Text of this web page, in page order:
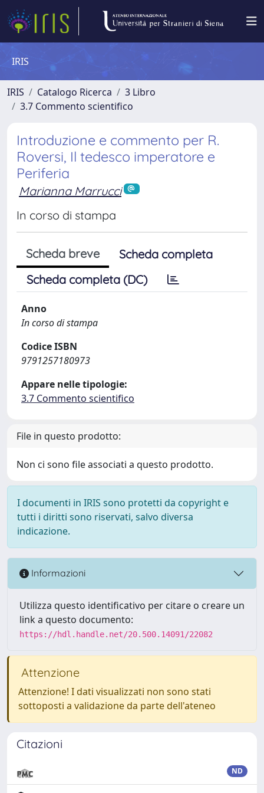
IRIS
IRIS Catalogo Ricerca
3 Libro
3.7 Commento scientifico
Introduzione e commento per R.
Roversi, Il tedesco imperatore e
Periferia
Marianna Marrucci
In corso di stampa
Scheda breve
Scheda completa
Scheda completa (DC)
Anno
In corso di stampa
Codice ISBN
9791257180973
Appare nelle tipologie:
3.7 Commento scientifico
File in questo prodotto:
Non ci sono file associati a questo prodotto.
I documenti in IRIS sono protetti da copyright e
tutti i diritti sono riservati, salvo diversa
indicazione.
Informazioni
Utilizza questo identificativo per citare o creare un
link a questo documento:
https://hdl.handle.net/20.500.14091/22082
Attenzione
Attenzione! I dati visualizzati non sono stati
sottoposti a validazione da parte dell'ateneo
Citazioni
ND